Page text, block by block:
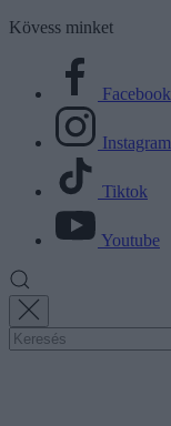
Kövess minket
Facebook
Instagram
Tiktok
Youtube